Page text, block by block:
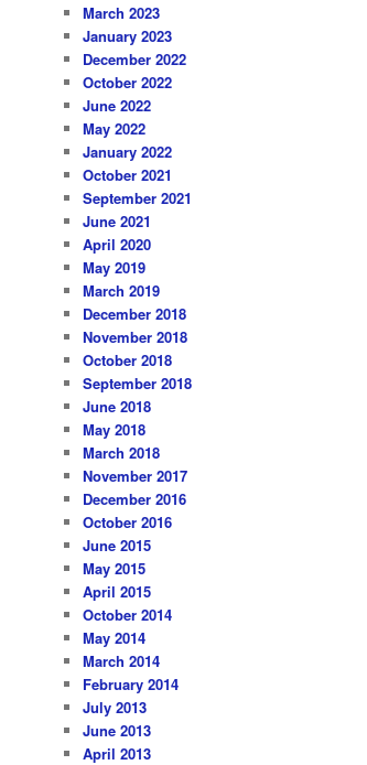
March 2023
January 2023
December 2022
October 2022
June 2022
May 2022
January 2022
October 2021
September 2021
June 2021
April 2020
May 2019
March 2019
December 2018
November 2018
October 2018
September 2018
June 2018
May 2018
March 2018
November 2017
December 2016
October 2016
June 2015
May 2015
April 2015
October 2014
May 2014
March 2014
February 2014
July 2013
June 2013
April 2013